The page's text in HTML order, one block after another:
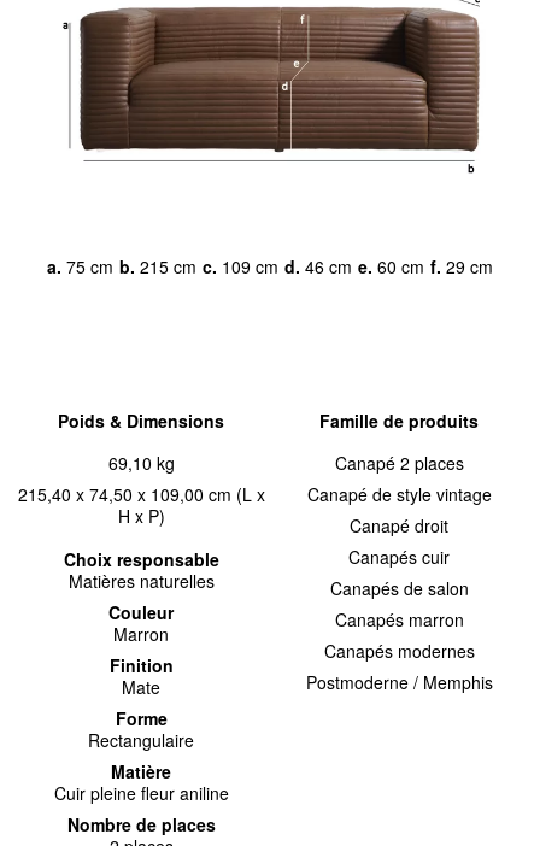
a. 75 cm b. 215 cm c. 109 cm d. 46 cm e. 60 cm f. 29 cm
Poids & Dimensions
69,10 kg
215,40 x 74,50 x 109,00 cm (L x
H x P)
Choix responsable
Matières naturelles
Couleur
Marron
Finition
Mate
Forme
Rectangulaire
Matière
Cuir pleine fleur aniline
Nombre de places
Famille de produits
Canapé 2 places
Canapé de style vintage
Canapé droit
Canapés cuir
Canapés de salon
Canapés marron
Canapés modernes
Postmoderne / Memphis